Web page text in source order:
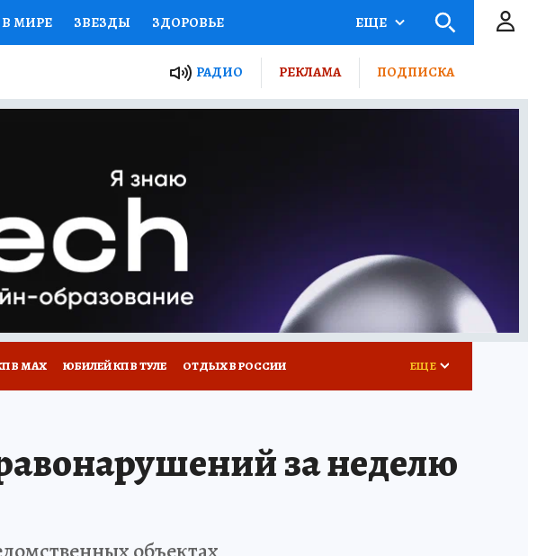
В МИРЕ ЗВЕЗДЫ ЗДОРОВЬЕ
ПРОЕКТЫ РОССИИ
ЖЕНСКИЕ СЕКРЕТЫ ПУТЕВОДИТЕЛЬ
ГИД ПОТРЕБИТЕЛЯ
ЕЩЕ
РАДИО РЕКЛАМА ПОДПИСКА
В МАХ ЮБИЛЕЙ КП В ТУЛЕ ОТДЫХ В РОССИИ ЕЩЕ
за неделю